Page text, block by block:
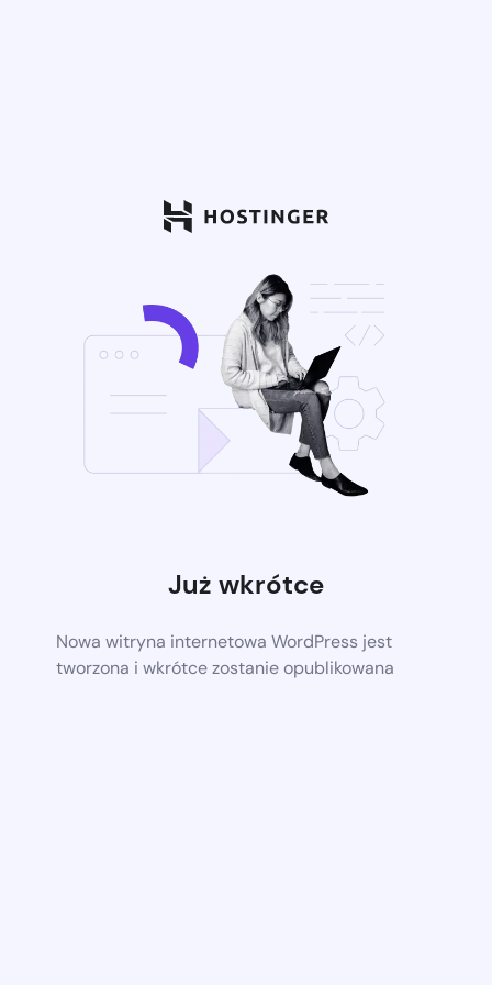
Już wkrótce
Nowa witryna internetowa WordPress jest
tworzona i wkrótce zostanie opublikowana